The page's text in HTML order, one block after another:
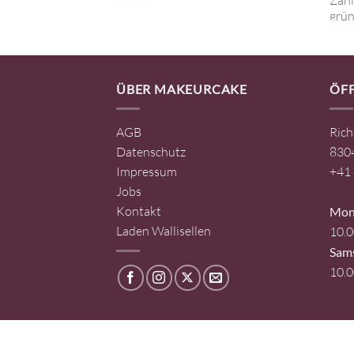
ÜBER MAKEURCAKE
AGB
Datenschutz
Impressum
Jobs
Kontakt
Laden Wallisellen
+41